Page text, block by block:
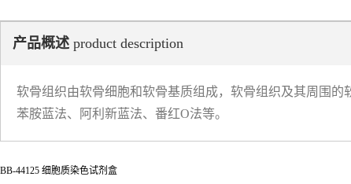
产品概述 product description
软骨组织由软骨细胞和软骨基质组成，软骨组织及其周围
苯胺蓝法、阿利新蓝法、番红O法等。
BB-44125 细胞质染色试剂盒